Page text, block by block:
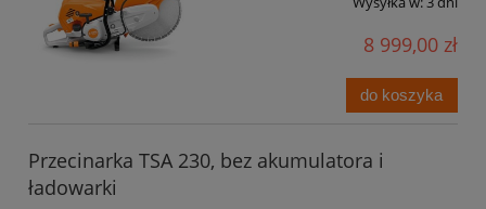
8 999,00 zł
do koszyka
Przecinarka TSA 230, bez akumulatora i
ładowarki